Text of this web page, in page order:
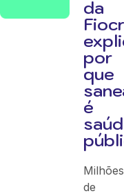
da
por
que
é
Milhões
de